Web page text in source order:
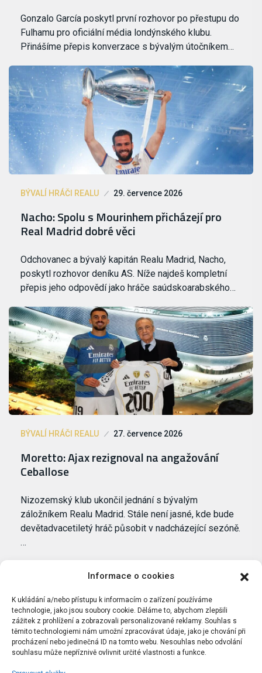
Informace o cookies
K ukládání a/nebo přístupu k informacím o zařízení používáme
technologie, jako jsou soubory cookie. Děláme to, abychom zlepšili
zážitek z prohlížení a zobrazovali personalizované reklamy. Souhlas s
těmito technologiemi nám umožní zpracovávat údaje, jako je chování při
procházení nebo jedinečná ID na tomto webu. Nesouhlas nebo odvolání
souhlasu může nepříznivě ovlivnit určité vlastnosti a funkce.
Gonzalo García poskytl první rozhovor po přestupu do
Fulhamu pro oficiální média londýnského klubu.
Přinášíme přepis konverzace s bývalým útočníkem…
BÝVALÍ HRÁČI REALU 29. července 2026
Nacho: Spolu s Mourinhem přicházejí pro
Real Madrid dobré věci
Odchovanec a bývalý kapitán Realu Madrid, Nacho,
poskytl rozhovor deníku AS. Níže najdeš kompletní
přepis jeho odpovědí jako hráče saúdskoarabského…
BÝVALÍ HRÁČI REALU 27. července 2026
Moretto: Ajax rezignoval na angažování
Ceballose
Nizozemský klub ukončil jednání s bývalým
záložníkem Realu Madrid. Stále není jasné, kde bude
devětadvacetiletý hráč působit v nadcházející sezóně.
…